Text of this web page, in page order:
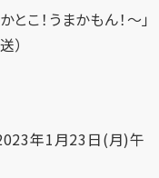
こ！うまかもん！～」
）
年1月23日(月)午